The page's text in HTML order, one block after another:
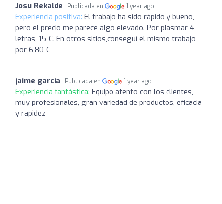
Josu Rekalde Publicada en 1 year ago
Experiencia positiva: El trabajo ha sido rápido y bueno,
pero el precio me parece algo elevado. Por plasmar 4
letras, 15 €. En otros sitios,conseguí el mismo trabajo
por 6,80 €
jaime garcia Publicada en 1 year ago
Experiencia fantástica: Equipo atento con los clientes,
muy profesionales, gran variedad de productos, eficacia
y rapidez